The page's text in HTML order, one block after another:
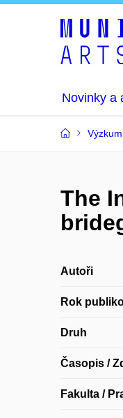
Novinky a
Výzkum
The
Autoři
Rok
Druh
Časopis /
Fakulta /